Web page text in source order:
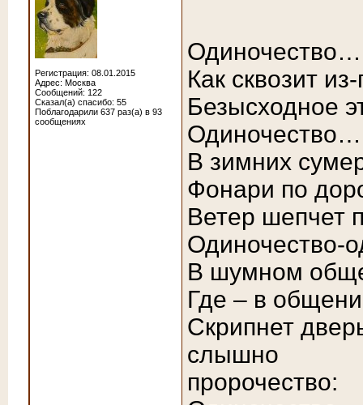
Регистрация: 08.01.2015
Адрес: Москва
Сообщений: 122
Сказал(а) спасибо: 55
Поблагодарили 637 раз(а) в 93
сообщениях
Как сквозит
Безысходное
В зимних
Фонари по
Ветер шепчет
Одиночество-
В шумном
Где – в
Скрипнет
слышно
пророчество: